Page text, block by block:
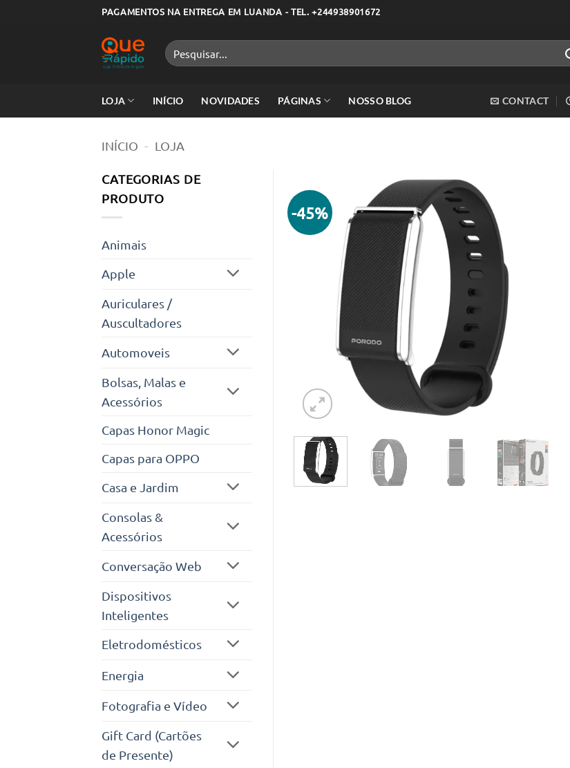
PAGAMENTOS NA ENTREGA EM LUANDA - TEL. +244938901672
Pesquisar
por:
LOJA INÍCIO NOVIDADES PÁGINAS NOSSO BLOG CONTACT
INÍCIO - LOJA
CATEGORIAS DE
PRODUTO
Animais
Apple
Auriculares /
Auscultadores
Automoveis
Bolsas, Malas e
Acessórios
Capas Honor Magic
Capas para OPPO
Casa e Jardim
Consolas &
Acessórios
Conversação Web
Dispositivos
Inteligentes
Eletrodomésticos
Energia
Fotografia e Vídeo
Gift Card (Cartões
de Presente)
-45%
Adicionar
aos meus
desejos